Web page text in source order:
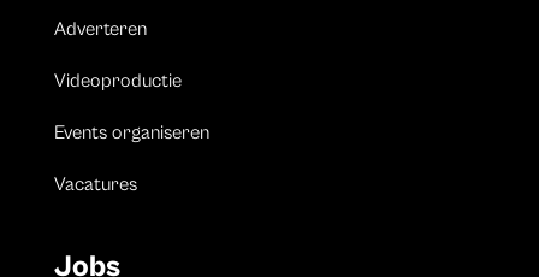
Adverteren
Videoproductie
Events organiseren
Vacatures
Jobs